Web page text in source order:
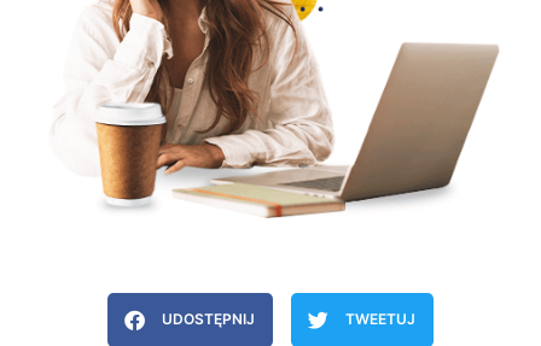
UDOSTĘPNIJ TWEETUJ